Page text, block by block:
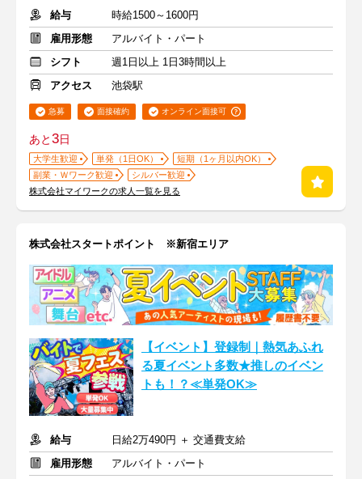
給与
時給1500～1600円
雇用形態
アルバイト・パート
シフト
週1日以上 1日3時間以上
アクセス
池袋駅
急募 面接確約 オンライン面接可
あと3日
大学生歓迎 単発（1日OK）
短期（1ヶ月以内OK）
副業・Ｗワーク歓迎
シルバー歓迎
株式会社マイワークの求人一覧を見る
株式会社スタートポイント ※新宿エリア
【イベント】登録制｜熱気あふれ
る夏イベント多数★推しのイベン
トも！？≪単発OK≫
給与
日給2万490円 ＋ 交通費支給
雇用形態
アルバイト・パート